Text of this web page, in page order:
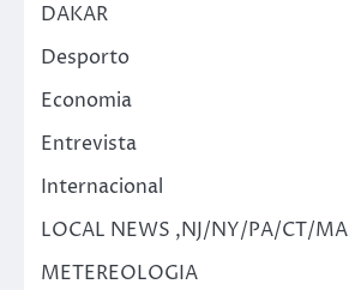
DAKAR
Desporto
Economia
Entrevista
Internacional
LOCAL NEWS ,NJ/NY/PA/CT/MA
METEREOLOGIA